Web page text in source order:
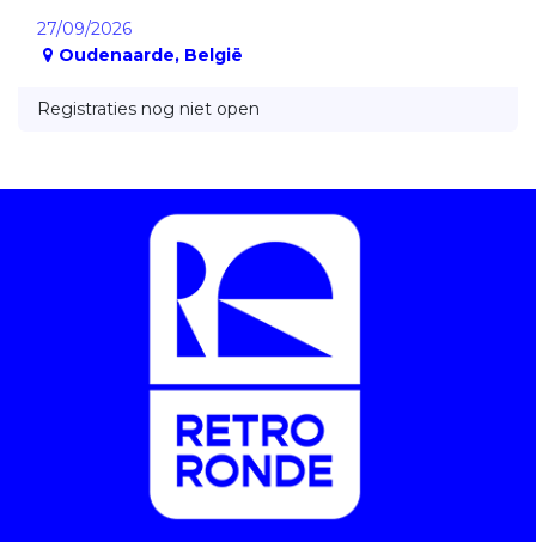
27/09/2026
Oudenaarde, België
Registraties nog niet open